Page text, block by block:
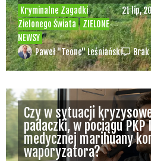
Kryminalne Zagadki
Zielonego Świata
ZIELONE
NEWSY
21 lip,
Paweł "Teone" Leśniański
Czy w sytuacji
padaczki, w pociągu PKP
medycznej marihuany
waporyzatora?